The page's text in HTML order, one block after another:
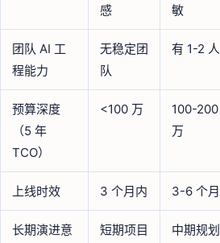
感
敏
团队 AI 工
程能力
无稳定团
队
有 1-2 人
预算深度
（5 年
TCO）
<100 万
100-200
万
上线时效 3 个月内 3-6 个月
长期演进意
短期项目 中期规划